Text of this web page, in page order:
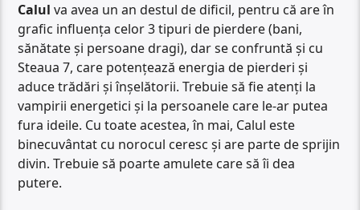
Calul va avea un an destul de dificil, pentru că are în
grafic influența celor 3 tipuri de pierdere (bani,
sănătate și persoane dragi), dar se confruntă și cu
Steaua 7, care potențează energia de pierderi și
aduce trădări și înșelătorii. Trebuie să fie atenți la
vampirii energetici și la persoanele care le-ar putea
fura ideile. Cu toate acestea, în mai, Calul este
binecuvântat cu norocul ceresc și are parte de sprijin
divin. Trebuie să poarte amulete care să îi dea
putere.